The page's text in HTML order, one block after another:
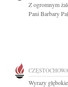
Z ogromnym
Pani Barbary
Wyrazy